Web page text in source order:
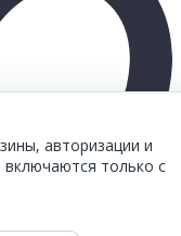
авторизации и
включаются только с